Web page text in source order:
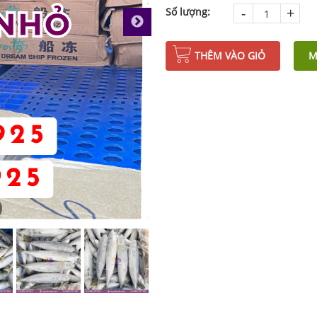
Số lượng: - +
THÊM VÀO GIỎ